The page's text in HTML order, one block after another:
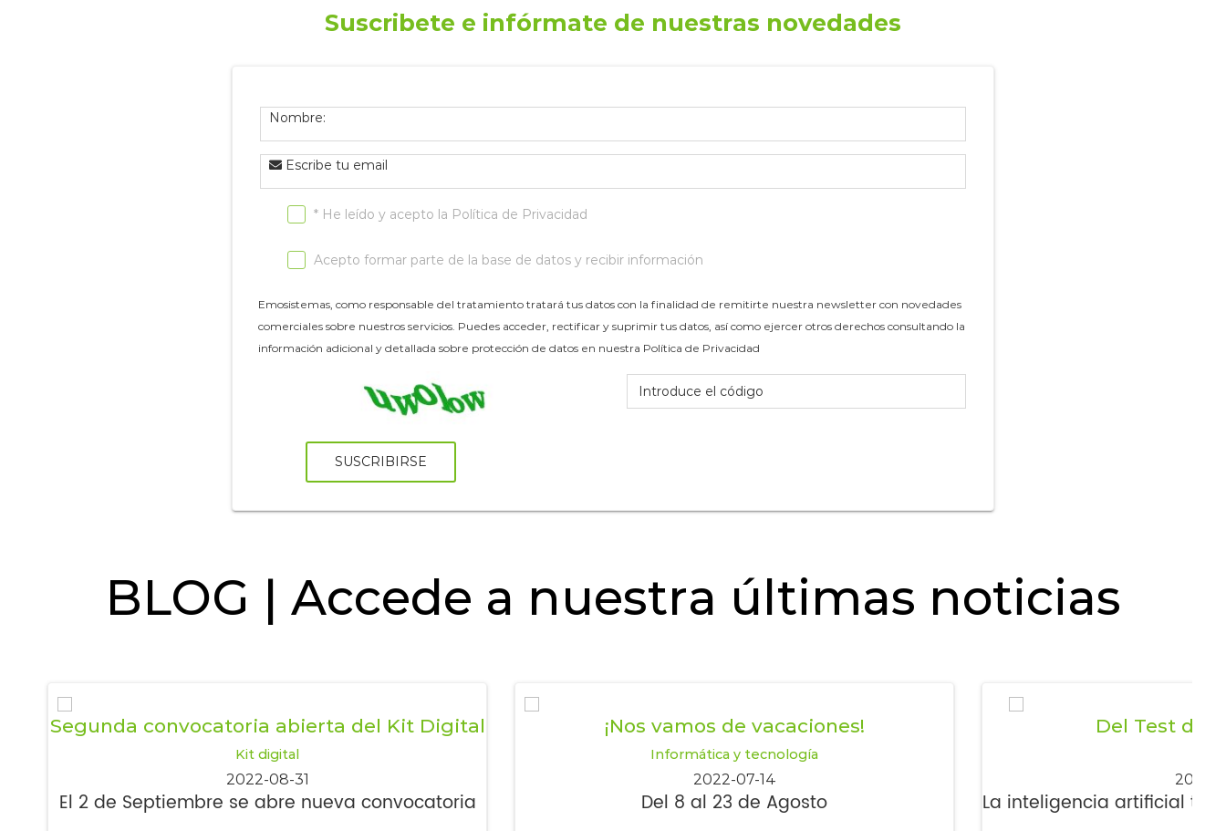
Suscribete e infórmate de nuestras novedades
Nombre:
Escribe tu email
* He leído y acepto la Política de Privacidad
Acepto formar parte de la base de datos y recibir información
Emosistemas, como responsable del tratamiento tratará tus datos con la finalidad de remitirte nuestra newsletter con novedades
comerciales sobre nuestros servicios. Puedes acceder, rectificar y suprimir tus datos, así como ejercer otros derechos consultando la
información adicional y detallada sobre protección de datos en nuestra Política de Privacidad
SUSCRIBIRSE
BLOG | Accede a nuestra últimas noticias
Segunda convocatoria abierta del Kit Digital
Kit digital
2022-08-31
El 2 de Septiembre se abre nueva convocatoria
¡Nos vamos de vacaciones!
Informática y tecnología
2022-07-14
Del 8 al 23 de Agosto
Del Test de
2022-
La inteligencia artificial